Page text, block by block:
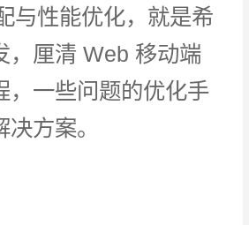
与性能优化，就是希
，厘清 Web 移动端
，一些问题的优化手
方案。